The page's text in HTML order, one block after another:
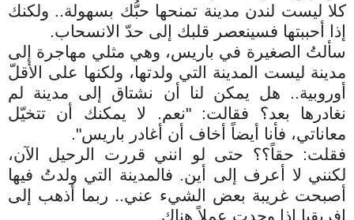
كلا ليست لندن مدينة تمنحها حبُّك بسهولة.. ولكنك
إذا أحببتها فسينعصر قلبك إلى حدّ الانسحاب.
سألتُ الصغيرة في باريس، وهي مثلي مهاجرة إلى
مدينة ليست المدينة التي ولدتها، ولكنها على الأقلّ
أوروبية.. هل يمكن لنا أن نشتاق إلى مدينة لم
نغادرها بعد؟ فقالت: "نعم. لا يمكنك أن تتخيّل
معاناتي، فأنا أيضاً أخاف أن أغادر باريس".
فقلت: حقاً؟؟ حتى لو انني قررت الرحيل الآن،
لكنني لا أعرف إلى أين. فالمدينة التي ولدتُ فيها
أصبحت غريبة بعض الشيء عني.. ربما أذهب إلى
إفريقيا إذا وجدت عملاً هناك.